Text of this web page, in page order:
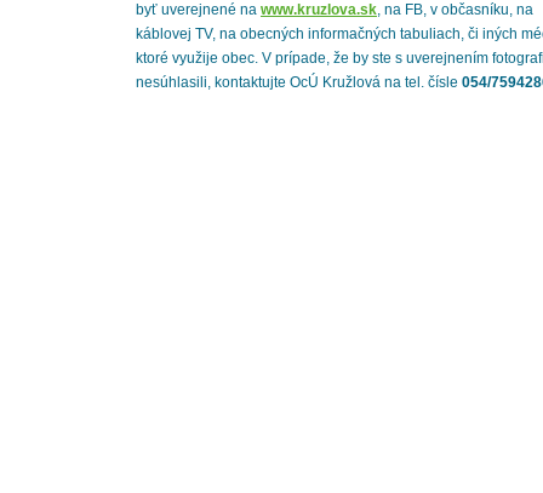
byť uverejnené na www.kruzlova.sk, na FB, v občasníku, na
káblovej TV, na obecných informačných tabuliach, či iných
ktoré využije obec. V prípade, že by ste s uverejnením
nesúhlasili, kontaktujte OcÚ Kružlová na tel. čísle 054/